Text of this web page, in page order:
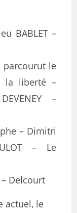
BABLET –
parcourut le
la liberté –
–
– Dimitri
– Le
Delcourt
actuel, le